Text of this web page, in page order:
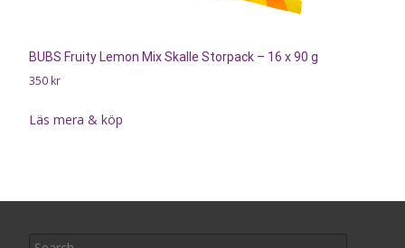
BUBS Fruity Lemon Mix Skalle Storpack – 16 x 90 g
350 kr
Läs mera & köp